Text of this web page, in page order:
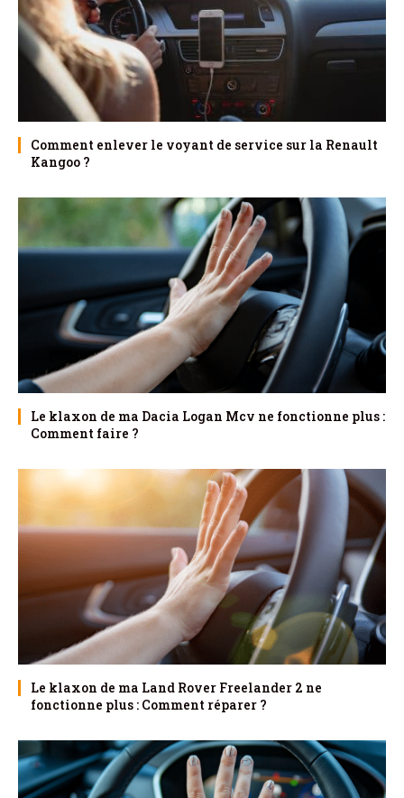
Comment enlever le voyant de service sur la Renault
Kangoo ?
Le klaxon de ma Dacia Logan Mcv ne fonctionne plus :
Comment faire ?
Le klaxon de ma Land Rover Freelander 2 ne
fonctionne plus : Comment réparer ?